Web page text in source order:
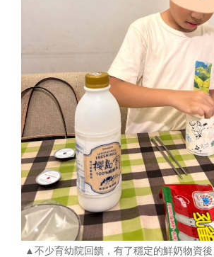
▲不少育幼院回饋，有了穩定的鮮奶物資